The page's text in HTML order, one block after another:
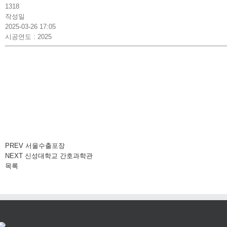
1318
작성일
2025-03-26 17:05
시공연도 : 2025
PREV 서울수출포장
NEXT 신성대학교 간호과학관
목록